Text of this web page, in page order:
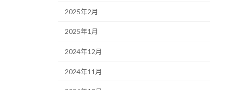
2025年2月
2025年1月
2024年12月
2024年11月